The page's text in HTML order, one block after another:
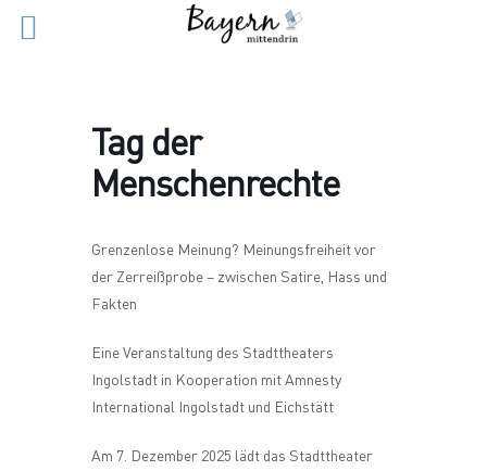
Tag der
Menschenrechte
Grenzenlose Meinung? Meinungsfreiheit vor
der Zerreißprobe – zwischen Satire, Hass und
Fakten
Eine Veranstaltung des Stadttheaters
Ingolstadt in Kooperation mit Amnesty
International Ingolstadt und Eichstätt
Am 7. Dezember 2025 lädt das Stadttheater